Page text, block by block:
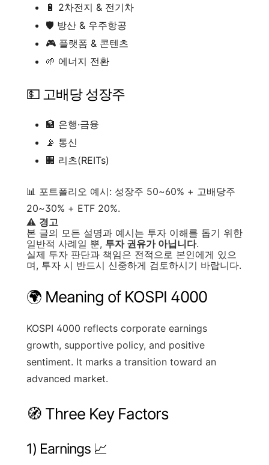
🔋 2차전지 & 전기차
🛡 방산 & 우주항공
🎮 플랫폼 & 콘텐츠
🌱 에너지 전환
💵 고배당 성장주
🏦 은행·금융
📡 통신
🏢 리츠(REITs)
📊 포트폴리오 예시: 성장주 50~60% + 고배당주
20~30% + ETF 20%.
⚠️ 경고
본 글의 모든 설명과 예시는 투자 이해를 돕기 위한
일반적 사례일 뿐, 투자 권유가 아닙니다.
실제 투자 판단과 책임은 전적으로 본인에게 있으
며, 투자 시 반드시 신중하게 검토하시기 바랍니다.
🌍 Meaning of KOSPI 4000
KOSPI 4000 reflects corporate earnings
growth, supportive policy, and positive
sentiment. It marks a transition toward an
advanced market.
🧭 Three Key Factors
1) Earnings 📈